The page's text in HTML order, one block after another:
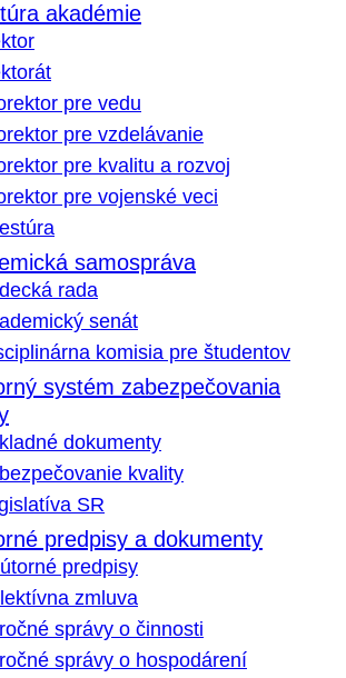
akadémie
pre vedu
pre vzdelávanie
pre kvalitu a rozvoj
pre vojenské veci
samospráva
rada
senát
komisia pre študentov
systém zabezpečovania
dokumenty
kvality
SR
predpisy a dokumenty
predpisy
zmluva
správy o činnosti
správy o hospodárení